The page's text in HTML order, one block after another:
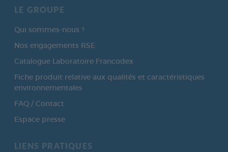
LE GROUPE
Qui sommes-nous ?
Nos engagements RSE
Catalogue Laboratoire Francodex
Fiche produit relative aux qualités et caractéristiques
environnementales
FAQ / Contact
Espace presse
LIENS PRATIQUES